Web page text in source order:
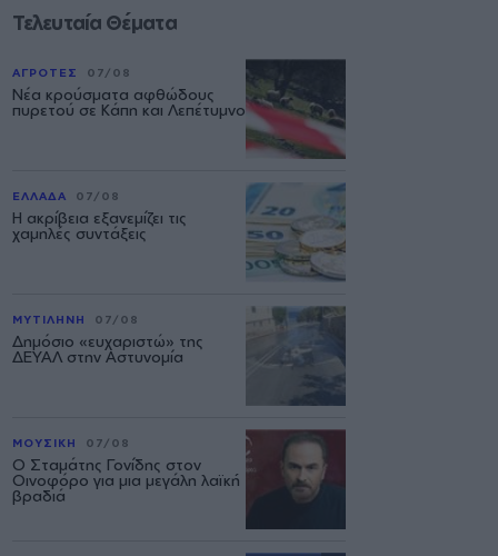
Τελευταία Θέματα
ΑΓΡΟΤΕΣ 07/08
Νέα κρούσματα αφθώδους
πυρετού σε Κάπη και Λεπέτυμνο
ΕΛΛΑΔΑ 07/08
Η ακρίβεια εξανεμίζει τις
χαμηλές συντάξεις
ΜΥΤΙΛΗΝΗ 07/08
Δημόσιο «ευχαριστώ» της
ΔΕΥΑΛ στην Αστυνομία
ΜΟΥΣΙΚΗ 07/08
Ο Σταμάτης Γονίδης στον
Οινοφόρο για μια μεγάλη λαϊκή
βραδιά